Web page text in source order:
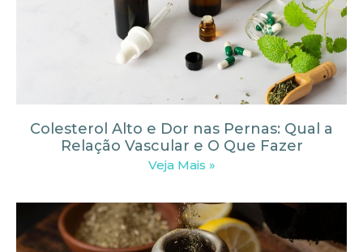
Colesterol Alto e Dor nas Pernas: Qual a
Relação Vascular e O Que Fazer
Veja Mais »